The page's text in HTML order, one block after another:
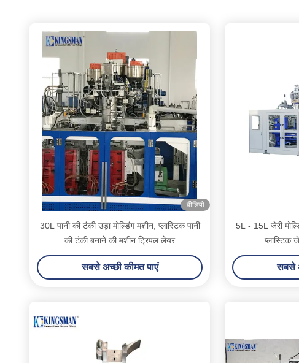
वीडियो
30L पानी की टंकी उड़ा मोल्डिंग मशीन, प्लास्टिक पानी
की टंकी बनाने की मशीन ट्रिपल लेयर
सबसे अच्छी कीमत पाएं
5L - 15L जेरी
प्लास्टिक
सबसे